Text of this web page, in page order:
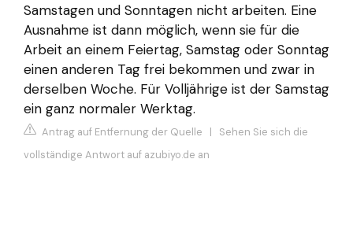
Samstagen und Sonntagen nicht arbeiten. Eine
Ausnahme ist dann möglich, wenn sie für die
Arbeit an einem Feiertag, Samstag oder Sonntag
einen anderen Tag frei bekommen und zwar in
derselben Woche. Für Volljährige ist der Samstag
ein ganz normaler Werktag.
Antrag auf Entfernung der Quelle | Sehen Sie sich die
vollständige Antwort auf azubiyo.de an